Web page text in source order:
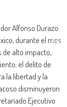
Alfonso Durazo
durante el mes
de alto impacto,
el delito de
la libertad y la
disminuyeron
Ejecutivo